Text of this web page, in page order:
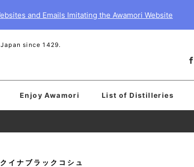
and Emails Imitating the Awamori Website
since 1429.
Enjoy Awamori List of Distilleries
クイナブラックコシュ